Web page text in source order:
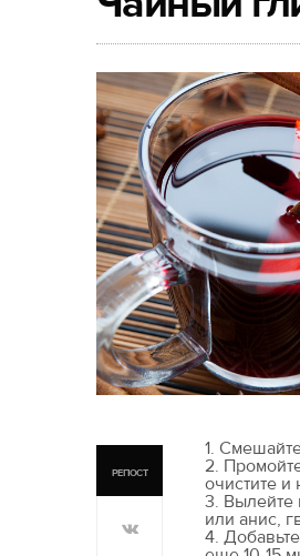
РЕПОСТ
1.
2.
очистите и
3. Вылейте
или анис,
4.